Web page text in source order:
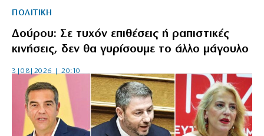
ΠΟΛΙΤΙΚΗ
Δούρου: Σε τυχόν επιθέσεις ή ραπιστικές
κινήσεις, δεν θα γυρίσουμε το άλλο μάγουλο
3|08|2026 | 20:10